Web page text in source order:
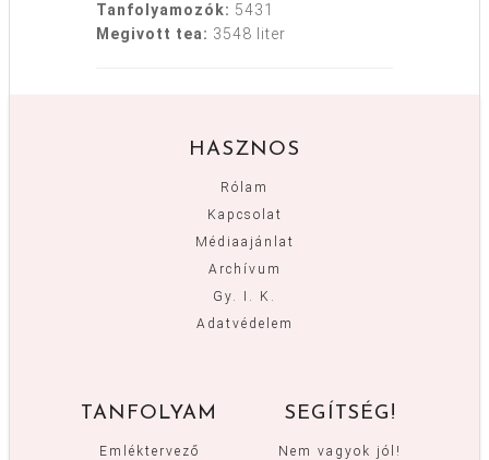
Tanfolyamozók: 5431
Megivott tea: 3548 liter
HASZNOS
Rólam
Kapcsolat
Médiaajánlat
Archívum
Gy. I. K.
Adatvédelem
TANFOLYAM
Emléktervező
SEGÍTSÉG!
Nem vagyok jól!